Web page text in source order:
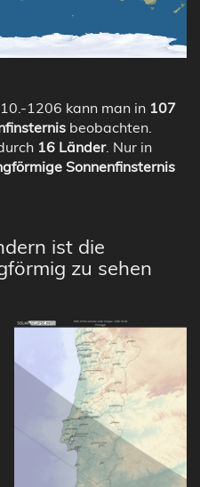
1206 kann man in 107
beobachten.
16 Länder. Nur in
Sonnenfinsternis
ist die
zu sehen